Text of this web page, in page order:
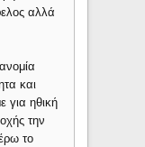
αλλά
και
για ηθική
την
το